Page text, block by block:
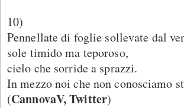
10)
Pennellate di foglie sollevate dal
sole timido ma teporoso,
cielo che sorride a sprazzi.
In mezzo noi che non conosciamo
(CannovaV, Twitter)